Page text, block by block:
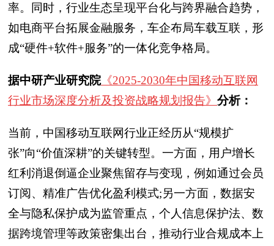
率。同时，行业生态呈现平台化与跨界融合趋势，
如电商平台拓展金融服务，车企布局车载互联，形
成“硬件+软件+服务”的一体化竞争格局。
据中研产业研究院《2025-2030年中国移动互联网
行业市场深度分析及投资战略规划报告》 分析：
当前，中国移动互联网行业正经历从“规模扩
张”向“价值深耕”的关键转型。一方面，用户增长
红利消退倒逼企业聚焦留存与变现，例如通过会员
订阅、精准广告优化盈利模式;另一方面，数据安
全与隐私保护成为监管重点，个人信息保护法、数
据跨境管理等政策密集出台，推动行业合规成本上